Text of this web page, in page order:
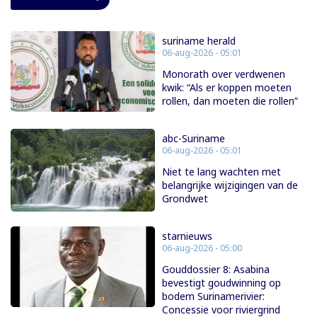
suriname herald
06-aug-2026 - 05:01
Monorath over verdwenen
kwik: “Als er koppen moeten
rollen, dan moeten die rollen”
abc-Suriname
06-aug-2026 - 05:01
Niet te lang wachten met
belangrijke wijzigingen van de
Grondwet
starnieuws
06-aug-2026 - 05:00
Gouddossier 8: Asabina
bevestigt goudwinning op
bodem Surinamerivier:
Concessie voor riviergrind